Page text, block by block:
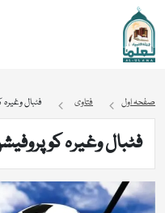
صفحہ اول فتاوی فٹبال وغیرہ
فٹبال وغیرہ کو